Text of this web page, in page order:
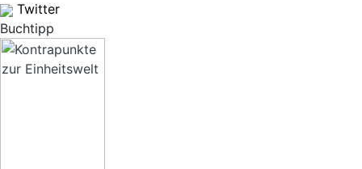
Twitter
Buchtipp